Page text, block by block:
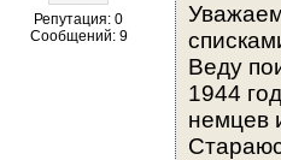
Репутация: 0
Сообщений: 9
Веду
1944
немцев